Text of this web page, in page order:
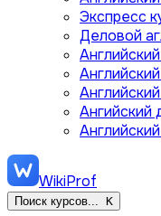
Экспресс
Деловой
Ангийский
WikiProf
Поиск курсов... K